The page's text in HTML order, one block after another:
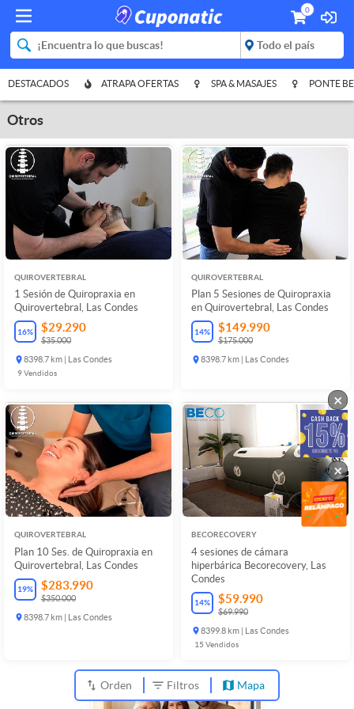
0
DESTACADOS ATRAPA OFERTAS SPA & MASAJES PONTE
Otros
QUIROVERTEBRAL
1 Sesión de Quiropraxia en
Quirovertebral, Las Condes
16% $29.290
$35.000
8398.7 km | Las Condes
9Vendidos
QUIROVERTEBRAL
Plan 5 Sesiones de Quiropraxia
en Quirovertebral, Las Condes
14% $149.990
$175.000
8398.7 km | Las Condes
QUIROVERTEBRAL
Plan 10 Ses. de Quiropraxia en
Quirovertebral, Las Condes
19% $283.990
$350.000
8398.7 km | Las Condes
BECORECOVERY
4 sesiones de cámara
hiperbárica Becorecovery, Las
Condes
14% $59.990
$69.990
8399.8 km | Las Condes
15 Vendidos
Orden Filtros Mapa
×
×